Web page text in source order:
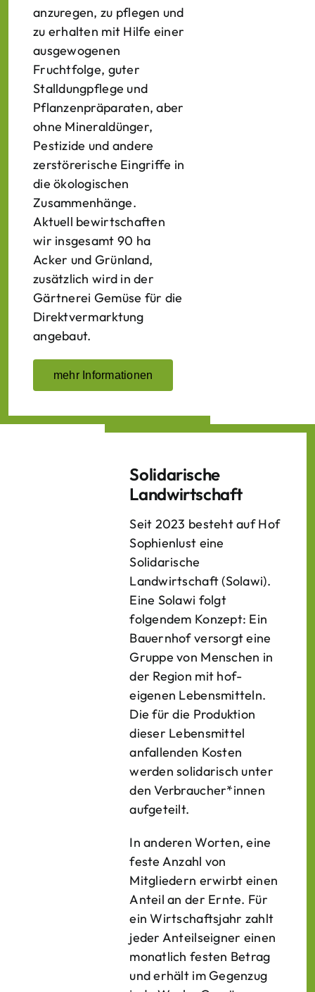
anzuregen, zu pflegen und
zu erhalten mit Hilfe einer
ausgewogenen
Fruchtfolge, guter
Stalldungpflege und
Pflanzenpräparaten, aber
ohne Mineraldünger,
Pestizide und andere
zerstörerische Eingriffe in
die ökologischen
Zusammenhänge.
Aktuell bewirtschaften
wir insgesamt 90 ha
Acker und Grünland,
zusätzlich wird in der
Gärtnerei Gemüse für die
Direktvermarktung
angebaut.
mehr Informationen
Solidarische
Landwirtschaft
Seit 2023 besteht auf Hof
Sophienlust eine
Solidarische
Landwirtschaft (Solawi).
Eine Solawi folgt
folgendem Konzept: Ein
Bauern­hof versorgt eine
Gruppe von Menschen in
der Region mit hof­
eigenen Lebens­mitteln.
Die für die Produktion
dieser Lebens­mittel
anfallenden Kosten
werden solidarisch unter
den Verbraucher*­innen
aufgeteilt.
In anderen Worten, eine
feste Anzahl von
Mitgliedern erwirbt einen
Anteil an der Ernte. Für
ein Wirtschaftsjahr zahlt
jeder Anteilseigner einen
monatlich festen Betrag
und erhält im Gegenzug